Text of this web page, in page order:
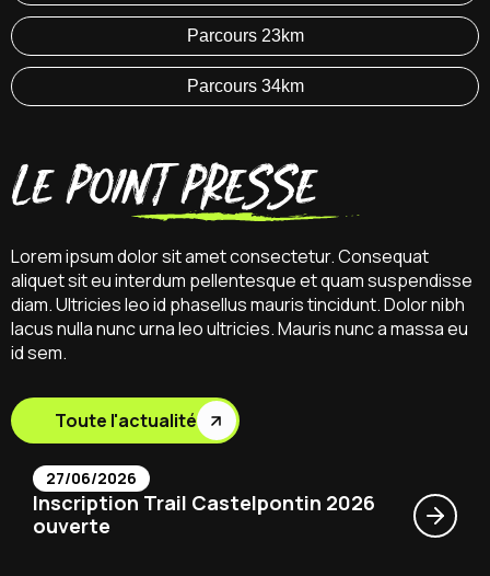
Parcours 23km
Parcours 34km
Le point presse
Lorem ipsum dolor sit amet consectetur. Consequat
aliquet sit eu interdum pellentesque et quam suspendisse
diam. Ultricies leo id phasellus mauris tincidunt. Dolor nibh
lacus nulla nunc urna leo ultricies. Mauris nunc a massa eu
id sem.
Toute l'actualité
27/06/2026
Inscription Trail Castelpontin 2026
ouverte